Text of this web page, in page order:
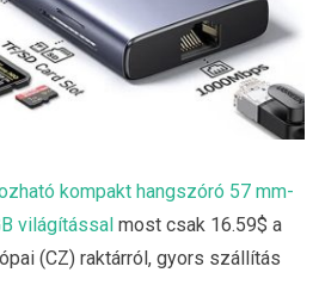
kompakt hangszóró 57 mm-
világítással most csak 16.59$ a
(CZ) raktárról, gyors szállítás